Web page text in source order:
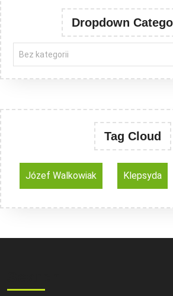
Dropdown
Tag Cloud
Józef Walkowiak Klepsyda